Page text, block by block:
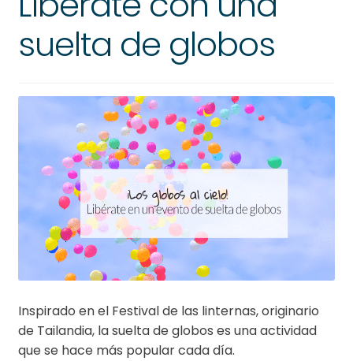
suelta de globos
Inspirado en el Festival de las linternas, originario
de Tailandia, la suelta de globos es una actividad
que se hace más popular cada día.